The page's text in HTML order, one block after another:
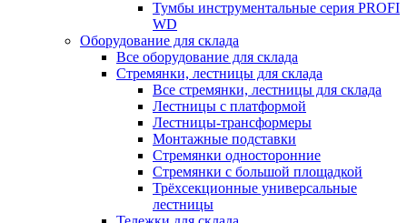
Тумбы инструментальные серия PROFI
WD
Оборудование для склада
Все оборудование для склада
Стремянки, лестницы для склада
Все стремянки, лестницы для склада
Лестницы с платформой
Лестницы-трансформеры
Монтажные подставки
Стремянки односторонние
Стремянки с большой площадкой
Трёхсекционные универсальные
лестницы